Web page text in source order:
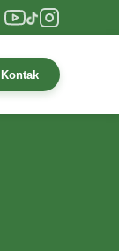
Kontak